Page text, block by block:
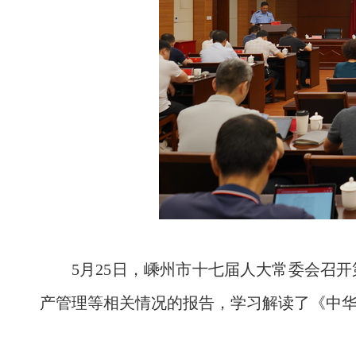
5月25日，嵊州市十七届人大常委会召
产管理等相关情况的报告，学习解读了《中